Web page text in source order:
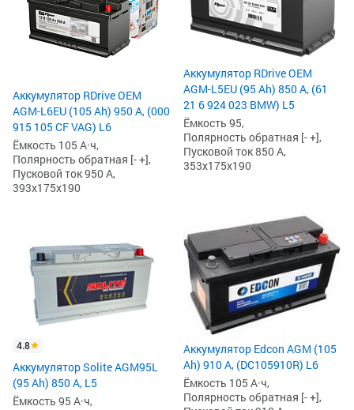
Аккумулятор RDrive OEM
AGM-L6EU (105 Ah) 950 А, (000
915 105 CF VAG) L6
Ёмкость 105 А·ч,
Полярность обратная [- +],
Пусковой ток 950 А,
393x175x190
Аккумулятор RDrive OEM
AGM-L5EU (95 Ah) 850 А, (61
21 6 924 023 BMW) L5
Ёмкость 95,
Полярность обратная [- +],
Пусковой ток 850 А,
353x175x190
4.8
Аккумулятор Solite AGM95L
(95 Ah) 850 А, L5
Ёмкость 95 А·ч,
Аккумулятор Edcon AGM (105
Ah) 910 А, (DC105910R) L6
Ёмкость 105 А·ч,
Полярность обратная [- +],